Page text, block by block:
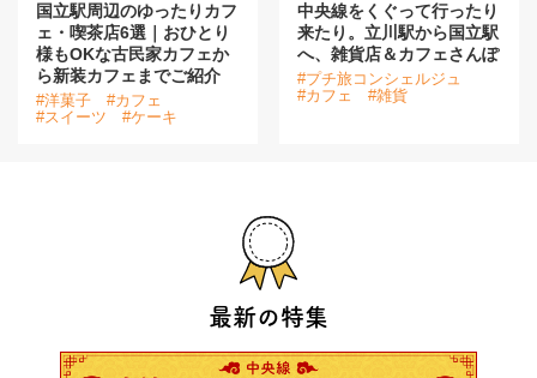
最新の特集
国立駅周辺のゆったりカフ
ェ・喫茶店6選｜おひとり
様もOKな古民家カフェか
ら新装カフェまでご紹介
#洋菓子
#カフェ
#スイーツ
#ケーキ
中央線をくぐって行ったり
来たり。立川駅から国立駅
へ、雑貨店＆カフェさんぽ
#プチ旅コンシェルジュ
#カフェ
#雑貨